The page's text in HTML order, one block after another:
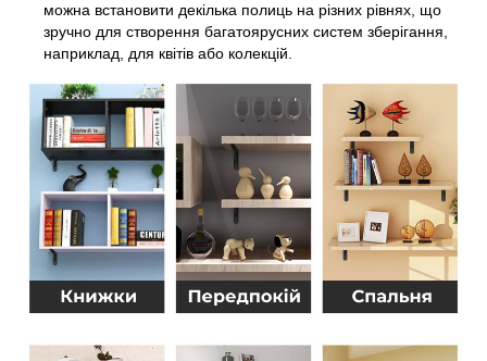
можна встановити декілька полиць на різних рівнях, що
зручно для створення багатоярусних систем зберігання,
наприклад, для квітів або колекцій.